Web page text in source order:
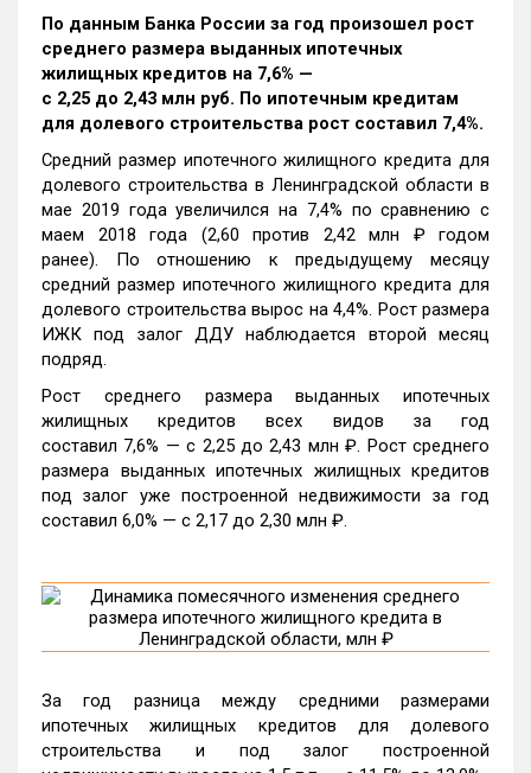
По данным Банка России за год произошел рост
среднего размера выданных ипотечных
жилищных кредитов на 7,6% —
c 2,25 до 2,43 млн руб. По ипотечным кредитам
для долевого строительства рост составил 7,4%.
Средний размер ипотечного жилищного кредита для
долевого строительства в Ленинградской области в
мае 2019 года увеличился на 7,4% по сравнению с
маем 2018 года (2,60 против 2,42 млн ₽ годом
ранее). По отношению к предыдущему месяцу
средний размер ипотечного жилищного кредита для
долевого строительства вырос на 4,4%. Рост размера
ИЖК под залог ДДУ наблюдается второй месяц
подряд.
Рост среднего размера выданных ипотечных
жилищных кредитов всех видов за год
составил 7,6% — c 2,25 до 2,43 млн ₽. Рост среднего
размера выданных ипотечных жилищных кредитов
под залог уже построенной недвижимости за год
составил 6,0% — c 2,17 до 2,30 млн ₽.
За год разница между средними размерами
ипотечных жилищных кредитов для долевого
строительства и под залог построенной